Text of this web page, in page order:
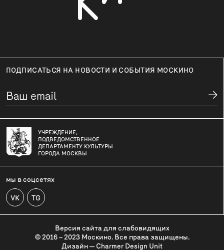
ПОДПИСАТЬСЯ НА НОВОСТИ И СОБЫТИЯ МОСКИНО
УЧРЕЖДЕНИЕ,
ПОДВЕДОМСТВЕННОЕ
ДЕПАРТАМЕНТУ КУЛЬТУРЫ
ГОРОДА МОСКВЫ
мы в соцсетях
VK TG
Версия сайта для слабовидящих
© 2016 – 2023 Москино. Все права защищены.
Дизайн — Charmer Design Unit